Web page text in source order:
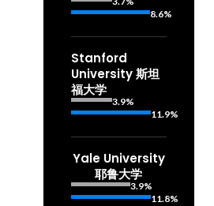
8.6%
Stanford
University 斯坦
福大学
3.9%
11.9%
Yale University
耶鲁大学
3.9%
11.8%